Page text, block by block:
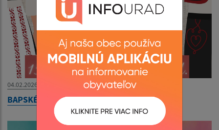
04.02.2026
BAPSKÉ PAŇSTVO - Sokoľské divadlo - So Lo